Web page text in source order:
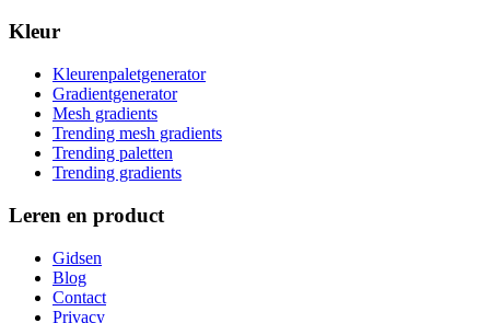
Kleur
Kleurenpaletgenerator
Gradientgenerator
Mesh gradients
Trending mesh gradients
Trending paletten
Trending gradients
Leren en product
Gidsen
Blog
Contact
Privacy